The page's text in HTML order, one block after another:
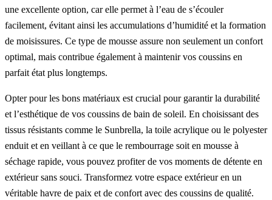
une excellente option, car elle permet à l’eau de s’écouler
facilement, évitant ainsi les accumulations d’humidité et la formation
de moisissures. Ce type de mousse assure non seulement un confort
optimal, mais contribue également à maintenir vos coussins en
parfait état plus longtemps.
Opter pour les bons matériaux est crucial pour garantir la durabilité
et l’esthétique de vos coussins de bain de soleil. En choisissant des
tissus résistants comme le Sunbrella, la toile acrylique ou le polyester
enduit et en veillant à ce que le rembourrage soit en mousse à
séchage rapide, vous pouvez profiter de vos moments de détente en
extérieur sans souci. Transformez votre espace extérieur en un
véritable havre de paix et de confort avec des coussins de qualité.